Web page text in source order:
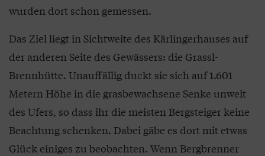
wurden dort schon gemessen.
Das Ziel liegt in Sichtweite des Kärlingerhauses auf
der anderen Seite des Gewässers: die Grassl-
Brennhütte. Unauffällig duckt sie sich auf 1.601
Metern Höhe in die grasbewachsene Senke unweit
des Ufers, so dass ihr die meisten Bergsteiger keine
Beachtung schenken. Dabei gäbe es dort mit etwas
Glück einiges zu beobachten. Wenn Bergbrenner